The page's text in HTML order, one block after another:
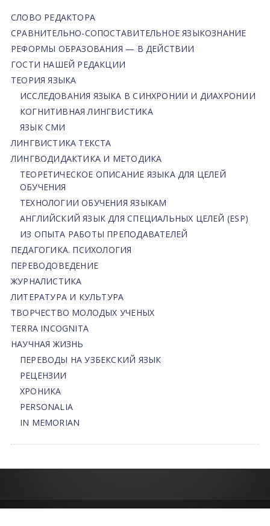
СЛОВО РЕДАКТОРА
СРАВНИТЕЛЬНО-СОПОСТАВИТЕЛЬНОЕ ЯЗЫКОЗНАНИЕ
РЕФОРМЫ ОБРАЗОВАНИЯ — В ДЕЙСТВИИ
ГОСТИ НАШЕЙ РЕДАКЦИИ
ТЕОРИЯ ЯЗЫКА
ИССЛЕДОВАНИЯ ЯЗЫКА В СИНХРОНИИ И ДИАХРОНИИ
КОГНИТИВНАЯ ЛИНГВИСТИКА
ЯЗЫК СМИ
ЛИНГВИСТИКА ТЕКСТА
ЛИНГВОДИДАКТИКА И МЕТОДИКА
ТЕОРЕТИЧЕСКОЕ ОПИСАНИЕ ЯЗЫКА ДЛЯ ЦЕЛЕЙ
ОБУЧЕНИЯ
ТЕХНОЛОГИИ ОБУЧЕНИЯ ЯЗЫКАМ
АНГЛИЙСКИЙ ЯЗЫК ДЛЯ СПЕЦИАЛЬНЫХ ЦЕЛЕЙ (ESP)
ИЗ ОПЫТА РАБОТЫ ПРЕПОДАВАТЕЛЕЙ
ПЕДАГОГИКА. ПСИХОЛОГИЯ
ПЕРЕВОДОВЕДЕНИЕ
ЖУРНАЛИСТИКА
ЛИТЕРАТУРА И КУЛЬТУРА
ТВОРЧЕСТВО МОЛОДЫХ УЧЕНЫХ
TERRA INCOGNITA
НАУЧНАЯ ЖИЗНЬ
ПЕРЕВОДЫ НА УЗБЕКСКИЙ ЯЗЫК
РЕЦЕНЗИИ
ХРОНИКА
PERSONALIA
IN MEMORIAN